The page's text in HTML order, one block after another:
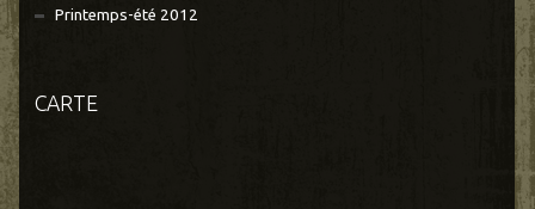
Printemps-été 2012
CARTE